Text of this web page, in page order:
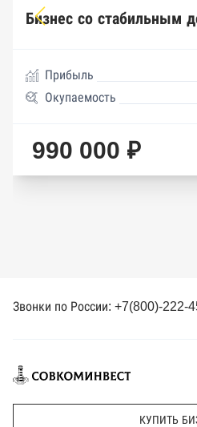
Бизнес со стабильным
Прибыль
Окупаемость
990 000 ₽
Звонки по России: +7(800)-222-
КУПИТЬ